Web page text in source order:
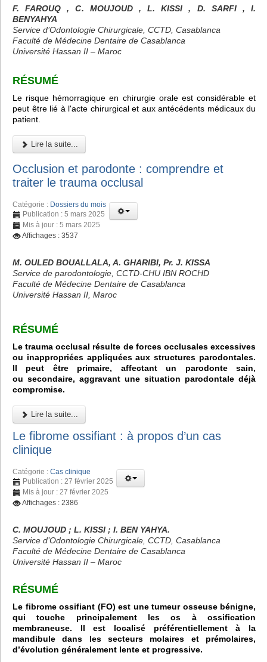
F. FAROUQ , C. MOUJOUD , L. KISSI , D. SARFI , I.
BENYAHYA
Service d’Odontologie Chirurgicale, CCTD, Casablanca
Faculté de Médecine Dentaire de Casablanca
Université Hassan II – Maroc
RÉSUMÉ
Le risque hémorragique en chirurgie orale est considérable et
peut être lié à l'acte chirurgical et aux antécédents médicaux du
patient.
Lire la suite...
Occlusion et parodonte : comprendre et
traiter le trauma occlusal
Catégorie : Dossiers du mois
Publication : 5 mars 2025
Mis à jour : 5 mars 2025
Affichages : 3537
M. OULED BOUALLALA, A. GHARIBI, Pr. J. KISSA
Service de parodontologie, CCTD-CHU IBN ROCHD
Faculté de Médecine Dentaire de Casablanca
Université Hassan II, Maroc
RÉSUMÉ
Le trauma occlusal résulte de forces occlusales excessives
ou inappropriées appliquées aux structures parodontales.
Il peut être primaire, affectant un parodonte sain,
ou secondaire, aggravant une situation parodontale déjà
compromise.
Lire la suite...
Le fibrome ossifiant : à propos d’un cas
clinique
Catégorie : Cas clinique
Publication : 27 février 2025
Mis à jour : 27 février 2025
Affichages : 2386
C. MOUJOUD ; L. KISSI ; I. BEN YAHYA.
Service d’Odontologie Chirurgicale, CCTD, Casablanca
Faculté de Médecine Dentaire de Casablanca
Université Hassan II – Maroc
RÉSUMÉ
Le fibrome ossifiant (FO) est une tumeur osseuse bénigne,
qui touche principalement les os à ossification
membraneuse. Il est localisé préférentiellement à la
mandibule dans les secteurs molaires et prémolaires,
d’évolution généralement lente et progressive.